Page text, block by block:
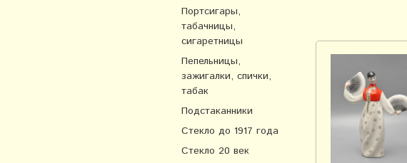
Портсигары,
табачницы,
сигаретницы
Пепельницы,
зажигалки, спички,
табак
Подстаканники
Стекло до 1917 года
Стекло 20 век